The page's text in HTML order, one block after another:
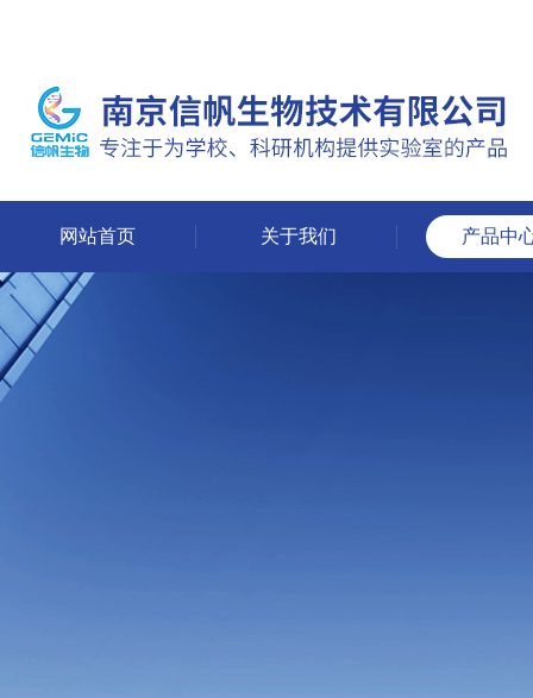
网站首页 关于我们 产品中